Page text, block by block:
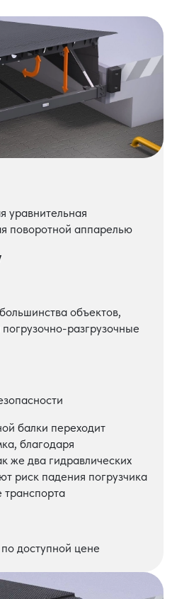
уравнительная
поворотной аппарелью
объектов,
разгрузочные
балки переходит
благодаря
же два гидравлических
риск падения погрузчика
транспорта
доступной цене